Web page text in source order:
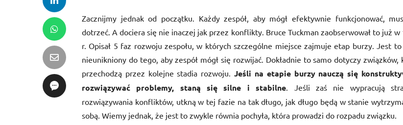
Zacznijmy jednak od początku. Każdy zespół, aby mógł efektywnie funkcjonować,
dotrzeć. A dociera się nie inaczej jak przez konflikty. Bruce Tuckman zaobserwował to już w
r. Opisał 5 faz rozwoju zespołu, w których szczególne miejsce zajmuje etap burzy. Jest
nieunikniony do tego, aby zespół mógł się rozwijać. Dokładnie to samo dotyczy związków,
przechodzą przez kolejne stadia rozwoju.Jeśli na etapie burzy nauczą się
rozwiązywać problemy, staną się silne i stabilne. Jeśli zaś nie wypracują
rozwiązywania konfliktów, utkną w tej fazie na tak długo, jak długo będą w stanie
sobą. Wiemy jednak, że jest to zwykle równia pochyła, która prowadzi do rozpadu związku.